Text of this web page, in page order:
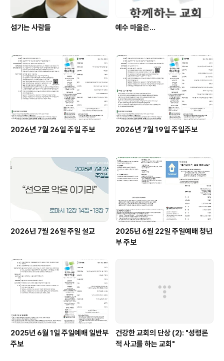
섬기는 사람들 예수 마을은...
2026년 7월 26일 주일 주보 2026년 7월 19일 주일주보
2026년 7월 26일 주일 설교
2025년 6월 22일 주일예배 청년
부 주보
2025년 6월 1일 주일예배 일반부
주보
건강한 교회의 단상 (2): "성령론
적 사고를 하는 교회"